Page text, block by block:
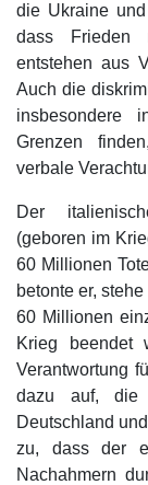
die Ukraine
dass Frieden
entstehen aus
Auch die
insbesondere
Grenzen
verbale
Der
(geboren im
60 Millionen
betonte er,
60 Millionen
Krieg beendet
Verantwortung
dazu auf, die
Deutschland
zu, dass der
Nachahmern